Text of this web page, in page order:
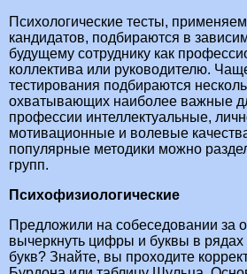
Психологические тесты,
кандидатов, подбираются в
будущему сотруднику как
коллектива или руководителю.
тестирования подбираются
охватывающих наиболее важные
профессии интеллектуальные,
мотивационные и волевые
популярные методики можно
групп.
Психофизиологические
Предложили на собеседовании за
вычеркнуть цифры и буквы в
букв? Знайте, вы проходите